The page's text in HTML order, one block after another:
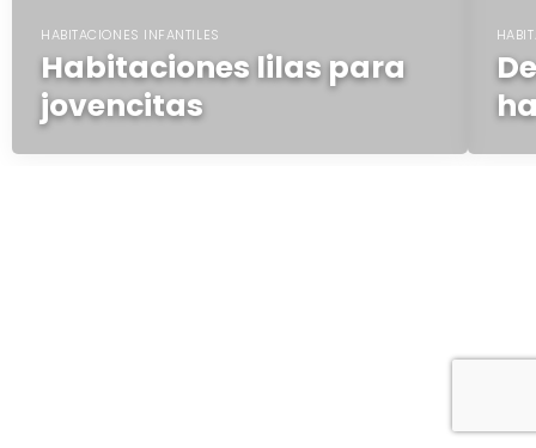
HABITACIONES INFANTILES
Habitaciones lilas para
jovencitas